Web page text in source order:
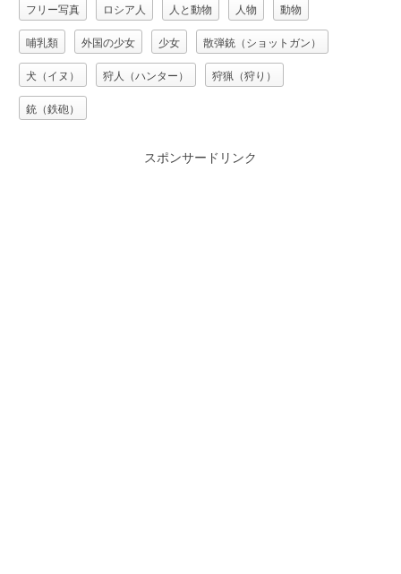
フリー写真 ロシア人 人と動物 人物 動物
哺乳類 外国の少女 少女 散弾銃（ショットガン）
犬（イヌ） 狩人（ハンター） 狩猟（狩り）
銃（鉄砲）
スポンサードリンク